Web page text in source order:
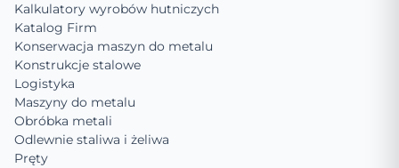
Kalkulatory wyrobów hutniczych
Katalog Firm
Konserwacja maszyn do metalu
Konstrukcje stalowe
Logistyka
Maszyny do metalu
Obróbka metali
Odlewnie staliwa i żeliwa
Pręty